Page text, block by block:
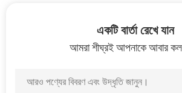
এফএফসি এফপিসি
একটি বার্তা রেখে যান
আমরা শীঘ্রই আপনাকে আবার